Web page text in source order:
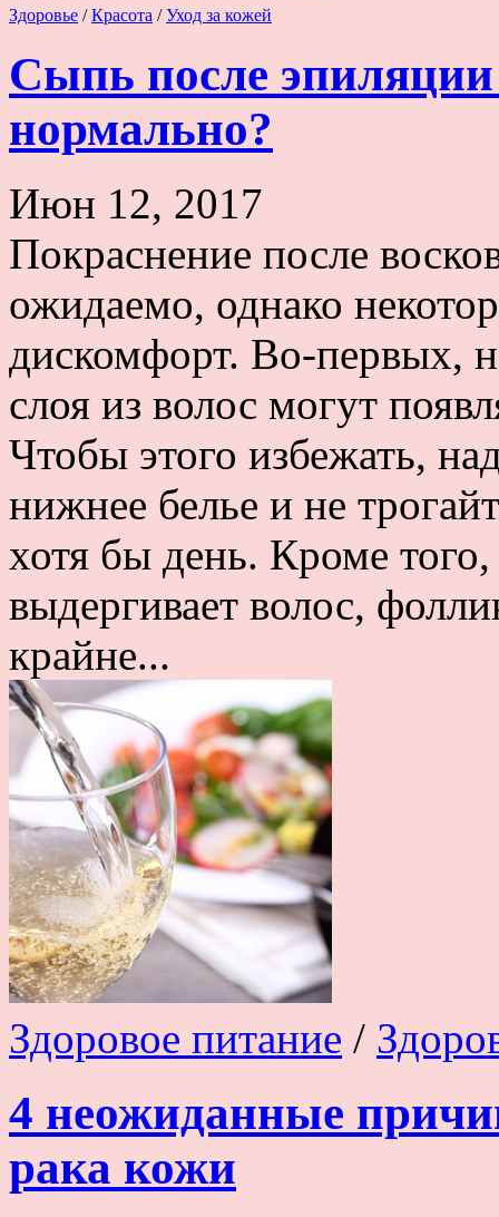
Здоровье /Красота /Уход за кожей
Сыпь после
нормально?
Июн 12, 2017
Покраснение после
ожидаемо, однако
дискомфорт. Во-первых,
слоя из волос могут
Чтобы этого избежать,
нижнее белье и не
хотя бы день. Кроме
выдергивает волос,
крайне...
Здоровое питание /
4 неожиданные
рака кожи